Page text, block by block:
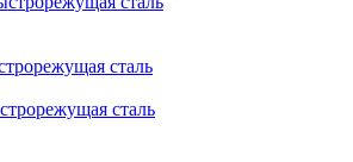
сталь
сталь